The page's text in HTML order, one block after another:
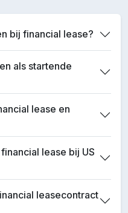
bij financial lease?
als startende
lease en
lease bij US
leasecontract